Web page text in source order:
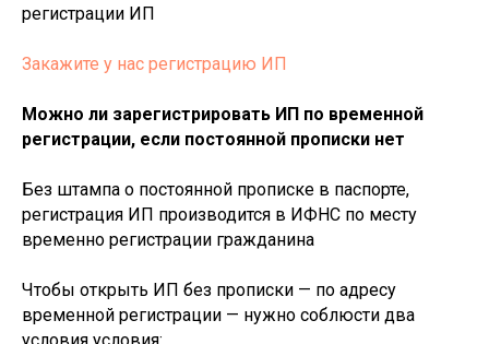
регистрации ИП
Закажите у нас регистрацию ИП
Можно ли зарегистрировать ИП по временной
регистрации, если постоянной прописки нет
Без штампа о постоянной прописке в паспорте,
регистрация ИП производится в ИФНС по месту
временно регистрации гражданина
Чтобы открыть ИП без прописки — по адресу
временной регистрации — нужно соблюсти два